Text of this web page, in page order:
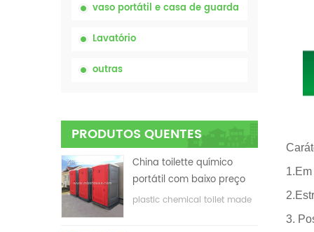
vaso portátil e casa de guarda
Lavatório
outras
PRODUTOS QUENTES
China toilette químico
portátil com baixo preço
plastic chemical toilet made
3.